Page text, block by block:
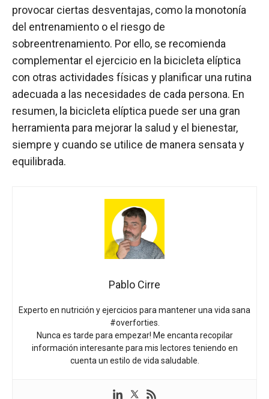
provocar ciertas desventajas, como la monotonía
del entrenamiento o el riesgo de
sobreentrenamiento. Por ello, se recomienda
complementar el ejercicio en la bicicleta elíptica
con otras actividades físicas y planificar una rutina
adecuada a las necesidades de cada persona. En
resumen, la bicicleta elíptica puede ser una gran
herramienta para mejorar la salud y el bienestar,
siempre y cuando se utilice de manera sensata y
equilibrada.
Pablo Cirre
Experto en nutrición y ejercicios para mantener una vida sana
#overforties.
Nunca es tarde para empezar! Me encanta recopilar
información interesante para mis lectores teniendo en
cuenta un estilo de vida saludable.